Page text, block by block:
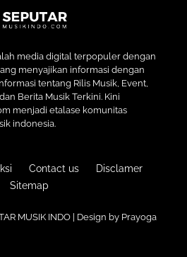
media digital terpopuler dengan
menyajikan informasi dengan
tentang Rilis Musik, Event,
Berita Musik Terkini. Kini
menjadi etalase komunitas
indonesia.
MUSIK INDO | Design by Prayoga
Contact us
Disclamer
Sitemap